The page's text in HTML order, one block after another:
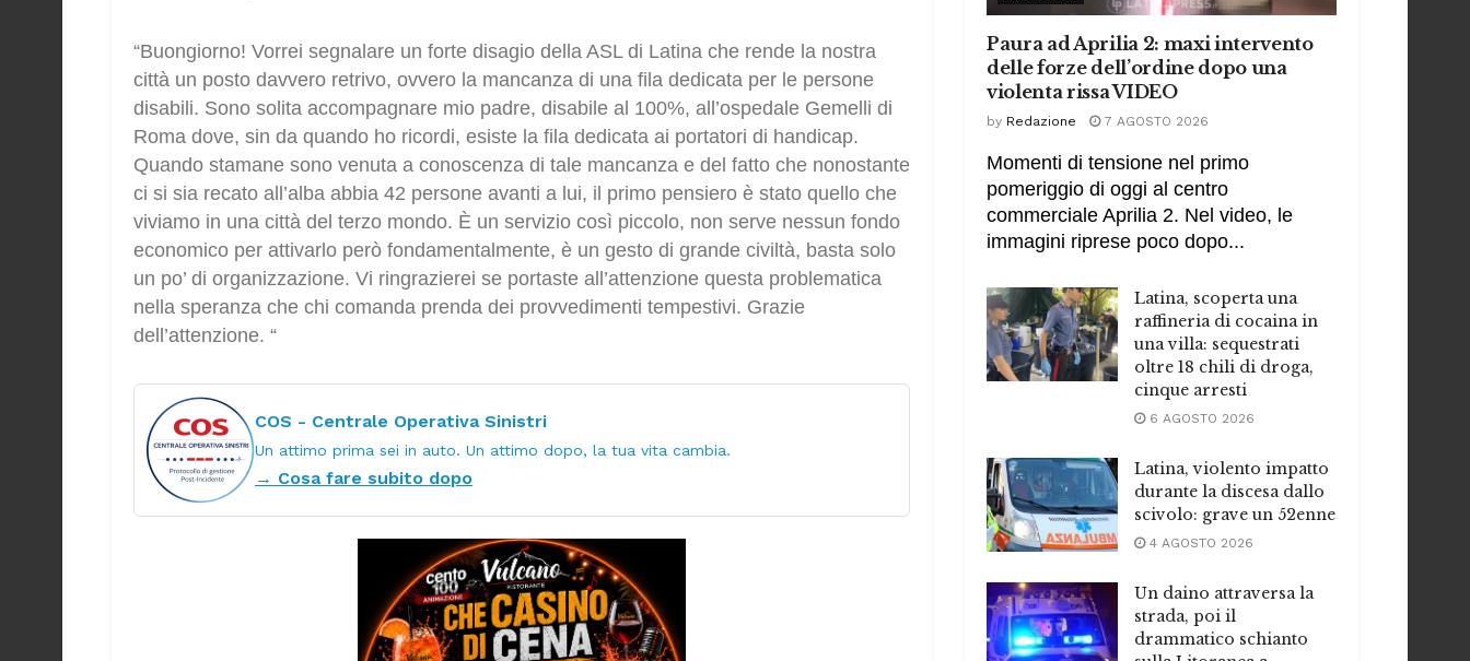
“Buongiorno! Vorrei segnalare un forte disagio della ASL di Latina che rende la nostra
città un posto davvero retrivo, ovvero la mancanza di una fila dedicata per le persone
disabili. Sono solita accompagnare mio padre, disabile al 100%, all’ospedale Gemelli di
Roma dove, sin da quando ho ricordi, esiste la fila dedicata ai portatori di handicap.
Quando stamane sono venuta a conoscenza di tale mancanza e del fatto che nonostante
ci si sia recato all’alba abbia 42 persone avanti a lui, il primo pensiero è stato quello che
viviamo in una città del terzo mondo. È un servizio così piccolo, non serve nessun fondo
economico per attivarlo però fondamentalmente, è un gesto di grande civiltà, basta solo
un po’ di organizzazione. Vi ringrazierei se portaste all’attenzione questa problematica
nella speranza che chi comanda prenda dei provvedimenti tempestivi. Grazie
dell’attenzione. “
COS - Centrale Operativa Sinistri
Un attimo prima sei in auto. Un attimo dopo, la tua vita cambia.
→ Cosa fare subito dopo
Paura ad Aprilia 2: maxi intervento
delle forze dell’ordine dopo una
violenta rissa VIDEO
by Redazione 7 AGOSTO 2026
Momenti di tensione nel primo
pomeriggio di oggi al centro
commerciale Aprilia 2. Nel video, le
immagini riprese poco dopo...
Latina, scoperta una
raffineria di cocaina in
una villa: sequestrati
oltre 18 chili di droga,
cinque arresti
6 AGOSTO 2026
Latina, violento impatto
durante la discesa dallo
scivolo: grave un 52enne
4 AGOSTO 2026
Un daino attraversa la
strada, poi il
drammatico schianto